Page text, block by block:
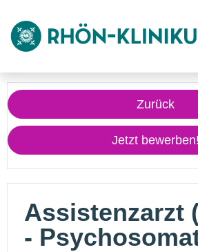
Stellenangebote
Bewerbungstipps
Zurück
Jetzt bewerben!
Assistenzarzt
-